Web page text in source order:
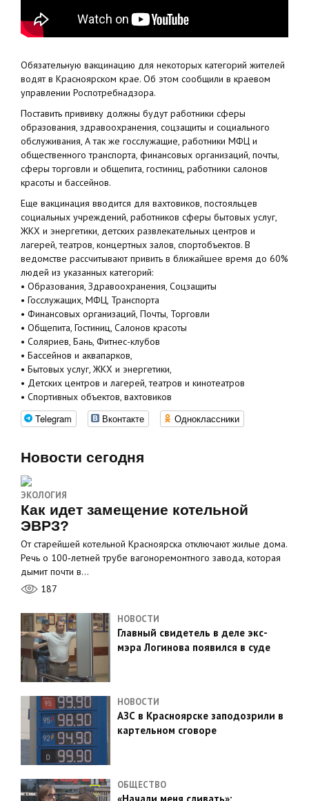
Обязательную вакцинацию для некоторых категорий жителей
водят в Красноярском крае. Об этом сообщили в краевом
управлении Роспотребнадзора.
Поставить прививку должны будут работники сферы
образования, здравоохранения, соцзащиты и социального
обслуживания, А так же госслужащие, работники МФЦ и
общественного транспорта, финансовых организаций, почты,
сферы торговли и общепита, гостиниц, работники салонов
красоты и бассейнов.
Еще вакцинация вводится для вахтовиков, постояльцев
социальных учреждений, работников сферы бытовых услуг,
ЖКХ и энергетики, детских развлекательных центров и
лагерей, театров, концертных залов, спортобъектов. В
ведомстве рассчитывают привить в ближайшее время до 60%
людей из указанных категорий:
• Образования, Здравоохранения, Соцзащиты
• Госслужащих, МФЦ, Транспорта
• Финансовых организаций, Почты, Торговли
• Общепита, Гостиниц, Салонов красоты
• Соляриев, Бань, Фитнес-клубов
• Бассейнов и аквапарков,
• Бытовых услуг, ЖКХ и энергетики,
• Детских центров и лагерей, театров и кинотеатров
• Спортивных объектов, вахтовиков
Telegram Вконтакте Одноклассники
Новости сегодня
ЭКОЛОГИЯ
Как идет замещение котельной
ЭВРЗ?
От старейшей котельной Красноярска отключают жилые дома.
Речь о 100‑летней трубе вагоноремонтного завода, которая
дымит почти в…
187
НОВОСТИ
Главный свидетель в деле экс-
мэра Логинова появился в суде
НОВОСТИ
АЗС в Красноярске заподозрили в
картельном сговоре
ОБЩЕСТВО